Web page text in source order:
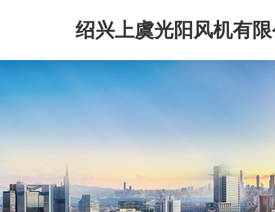
绍兴上虞光阳风机有